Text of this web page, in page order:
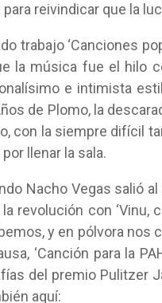
reivindicar que la
trabajo ‘Canciones
la música fue el hilo
e intimista
de Plomo, la
con la siempre difícil
llenar la sala.
Nacho Vegas salió
revolución con ‘Vinu,
y en pólvora nos
‘Canción para la
del premio Pulitzer
aquí: